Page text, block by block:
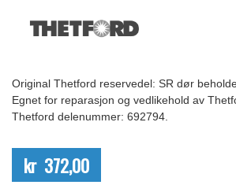
Original Thetford reservedel: SR dør
Egnet for reparasjon og vedlikehold av
Thetford delenummer: 692794.
kr 372,00